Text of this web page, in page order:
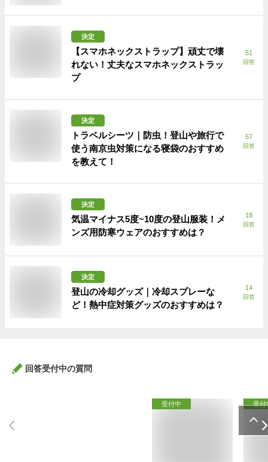
決定
【スマホネックストラップ】頑丈で壊
れない！丈夫なスマホネックストラッ
プ
51
回答
決定
トラベルシーツ｜防虫！登山や旅行で
使う南京虫対策になる寝袋のおすすめ
を教えて！
57
回答
決定
気温マイナス5度~10度の登山服装！メ
ンズ用防寒ウェアのおすすめは？
18
回答
決定
登山の冷却グッズ｜冷却スプレーな
ど！熱中症対策グッズのおすすめは？
14
回答
回答受付中の質問
受付中 受付